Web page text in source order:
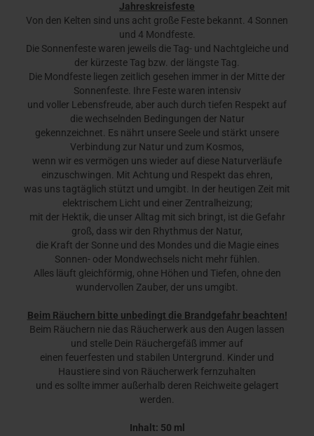
Jahreskreisfeste
Von den Kelten sind uns acht große Feste bekannt. 4 Sonnen
und 4 Mondfeste.
Die Sonnenfeste waren jeweils die Tag- und Nachtgleiche und
der kürzeste Tag bzw. der längste Tag.
Die Mondfeste liegen zeitlich gesehen immer in der Mitte der
Sonnenfeste. Ihre Feste waren intensiv
und voller Lebensfreude, aber auch durch tiefen Respekt auf
die wechselnden Bedingungen der Natur
gekennzeichnet. Es nährt unsere Seele und stärkt unsere
Verbindung zur Natur und zum Kosmos,
wenn wir es vermögen uns wieder auf diese Naturverläufe
einzuschwingen. Mit Achtung und Respekt das ehren,
was uns tagtäglich stützt und umgibt. In der heutigen Zeit mit
elektrischem Licht und einer Zentralheizung;
mit der Hektik, die unser Alltag mit sich bringt, ist die Gefahr
groß, dass wir den Rhythmus der Natur,
die Kraft der Sonne und des Mondes und die Magie eines
Sonnen- oder Mondwechsels nicht mehr fühlen.
Alles läuft gleichförmig, ohne Höhen und Tiefen, ohne den
wundervollen Zauber, der uns umgibt.
Beim Räuchern bitte unbedingt die Brandgefahr beachten!
Beim Räuchern nie das Räucherwerk aus den Augen lassen
und stelle Dein Räuchergefäß immer auf
einen feuerfesten und stabilen Untergrund. Kinder und
Haustiere sind von Räucherwerk fernzuhalten
und es sollte immer außerhalb deren Reichweite gelagert
werden.
Inhalt: 50 ml